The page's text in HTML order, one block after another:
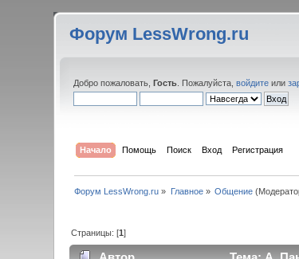
Форум LessWrong.ru
Добро пожаловать,Гость . Пожалуйста,войдите или
Начало Помощь Поиск Вход Регистрация
Форум LessWrong.ru » Главное» Общение
Страницы: [1]